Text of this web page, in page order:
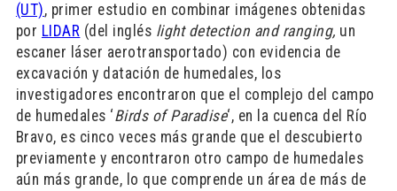
(UT), primer estudio en combinar imágenes obtenidas
por LIDAR (del inglés light detection and ranging, un
escaner láser aerotransportado) con evidencia de
excavación y datación de humedales, los
investigadores encontraron que el complejo del campo
de humedales ‘Birds of Paradise‘, en la cuenca del Río
Bravo, es cinco veces más grande que el descubierto
previamente y encontraron otro campo de humedales
aún más grande, lo que comprende un área de más de